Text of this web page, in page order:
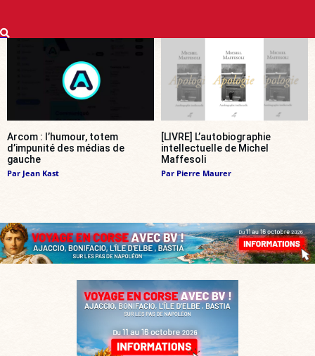
Arcom : l’humour, totem
d’impunité des médias de
gauche
Par Jean Kast
[LIVRE] L’autobiographie
intellectuelle de Michel
Maffesoli
Par Pierre Maurer